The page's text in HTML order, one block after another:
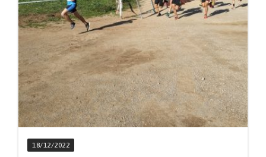
18/12/2022